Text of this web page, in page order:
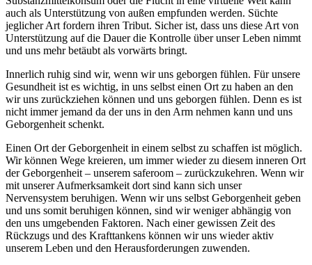
auch als Unterstützung von außen empfunden werden. Süchte
jeglicher Art fordern ihren Tribut. Sicher ist, dass uns diese Art von
Unterstützung auf die Dauer die Kontrolle über unser Leben nimmt
und uns mehr betäubt als vorwärts bringt.
Innerlich ruhig sind wir, wenn wir uns geborgen fühlen. Für unsere
Gesundheit ist es wichtig, in uns selbst einen Ort zu haben an den
wir uns zurückziehen können und uns geborgen fühlen. Denn es ist
nicht immer jemand da der uns in den Arm nehmen kann und uns
Geborgenheit schenkt.
Einen Ort der Geborgenheit in einem selbst zu schaffen ist möglich.
Wir können Wege kreieren, um immer wieder zu diesem inneren Ort
der Geborgenheit – unserem saferoom – zurückzukehren. Wenn wir
mit unserer Aufmerksamkeit dort sind kann sich unser
Nervensystem beruhigen. Wenn wir uns selbst Geborgenheit geben
und uns somit beruhigen können, sind wir weniger abhängig von
den uns umgebenden Faktoren. Nach einer gewissen Zeit des
Rückzugs und des Krafttankens können wir uns wieder aktiv
unserem Leben und den Herausforderungen zuwenden.